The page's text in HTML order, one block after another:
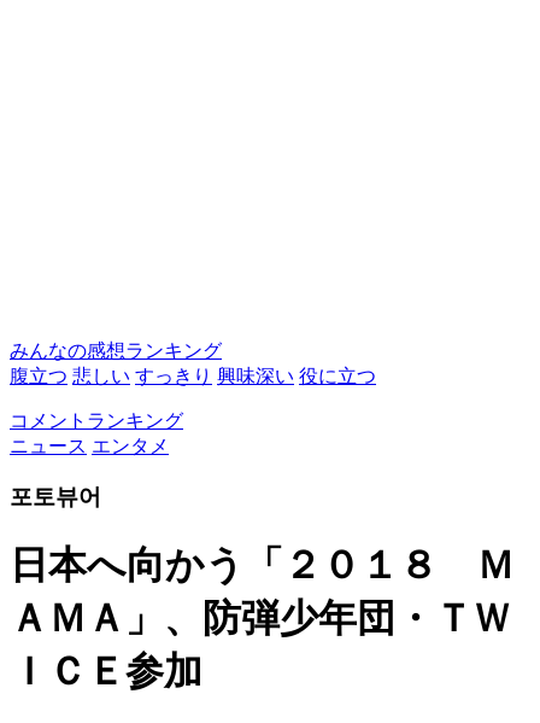
みんなの感想ランキング
腹立つ 悲しい すっきり 興味深い 役に立つ
コメントランキング
ニュース エンタメ
포토뷰어
日本へ向かう「２０１８ Ｍ
ＡＭＡ」、防弾少年団・ＴＷ
ＩＣＥ参加